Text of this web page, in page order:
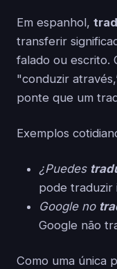
Em espanhol,
transferir
falado ou escrito.
"conduzir
ponte que um
Exemplos
¿Puedes
pode traduzir
Google no
Google não
Como uma única